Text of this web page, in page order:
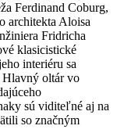
Ferdinand Coburg,
architekta Aloisa
Fridricha
klasicistické
interiéru sa
oltár vo
sú viditeľné aj na
so značným